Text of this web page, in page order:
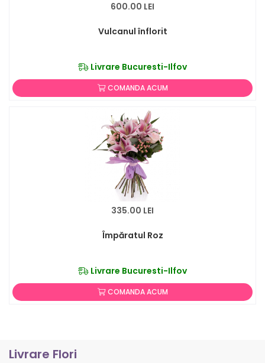
600.00 LEI
Vulcanul înflorit
Livrare Bucuresti-Ilfov
COMANDA ACUM
335.00 LEI
Împăratul Roz
Livrare Bucuresti-Ilfov
COMANDA ACUM
Livrare Flori